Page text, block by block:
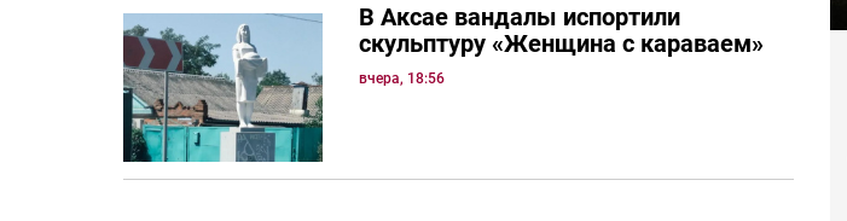
В Аксае вандалы испортили
скульптуру «Женщина с караваем»
вчера, 18:56